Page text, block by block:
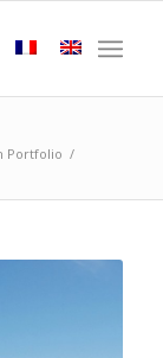
Portfolio /